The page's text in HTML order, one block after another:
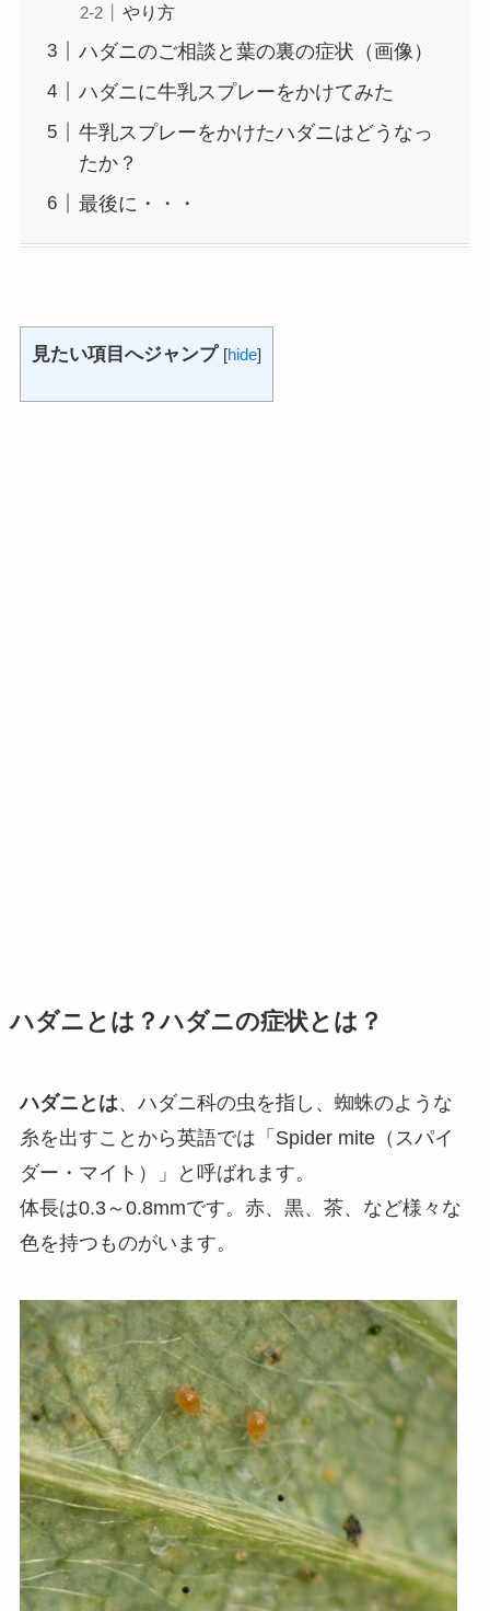
やり方
ハダニのご相談と葉の裏の症状（画像）
ハダニに牛乳スプレーをかけてみた
牛乳スプレーをかけたハダニはどうなっ
たか？
最後に・・・
見たい項目へジャンプ [hide]
ハダニとは？ハダニの症状とは？
ハダニとは、ハダニ科の虫を指し、蜘蛛のような
糸を出すことから英語では「Spider mite（スパイ
ダー・マイト）」と呼ばれます。
体長は0.3～0.8mmです。赤、黒、茶、など様々な
色を持つものがいます。